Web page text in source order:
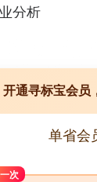
分析
开通寻标宝会员
单省会
次